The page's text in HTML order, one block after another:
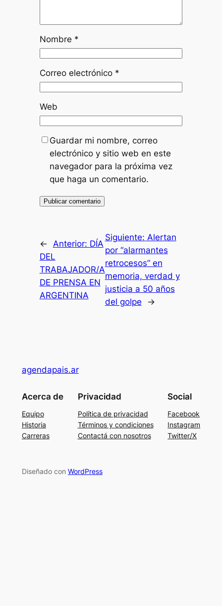
Nombre *
Correo electrónico *
Web
Guardar mi nombre, correo
electrónico y sitio web en este
navegador para la próxima vez
que haga un comentario.
← Anterior: DÍA
DEL
TRABAJADOR/A
DE PRENSA EN
ARGENTINA
Siguiente: Alertan
por “alarmantes
retrocesos” en
memoria, verdad y
justicia a 50 años
del golpe
→
agendapais.ar
Acerca de
Equipo
Historia
Carreras
Privacidad
Política de privacidad
Términos y condiciones
Contactá con nosotros
Social
Facebook
Instagram
Twitter/X
Diseñado con WordPress